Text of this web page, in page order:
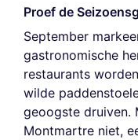
Proef de
September
gastronomische
restaurants
wilde
geoogste druiven.
Montmartre niet,